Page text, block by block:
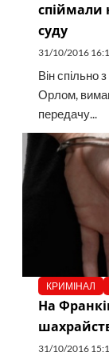
спіймали
суду
31/10/2016
Він спільно
Орлом,
передачу...
КРИМІНАЛ
На
31/10/2016